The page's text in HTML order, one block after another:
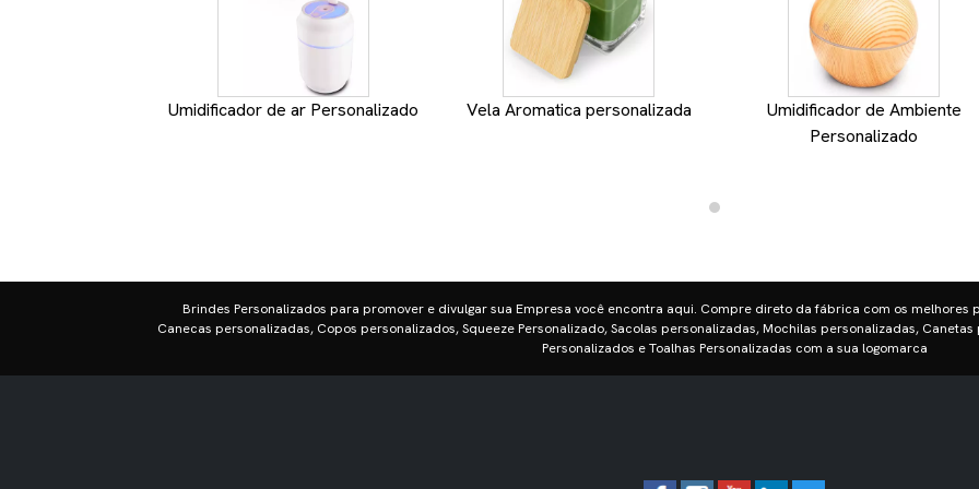
Umidificador de ar Personalizado Vela Aromatica personalizada
Umidificador de Ambiente
Personalizado
Brindes Personalizados para promover e divulgar sua Empresa você encontra aqui. Compre direto da fábrica com os
Canecas personalizadas, Copos personalizados, Squeeze Personalizado, Sacolas personalizadas, Mochilas personalizadas,
Personalizados e Toalhas Personalizadas com a sua logomarca